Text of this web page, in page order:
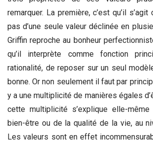
remarquer. La première, c’est qu’il s’agit
pas d’une seule valeur déclinée en
Griffin reproche au bonheur
qu’il interprète comme fonction
rationalité, de reposer sur un seul
bonne. Or non seulement il faut par
y a une multiplicité de manières égales
cette multiplicité s’explique elle-
bien-être ou de la qualité de la vie, au
Les valeurs sont en effet